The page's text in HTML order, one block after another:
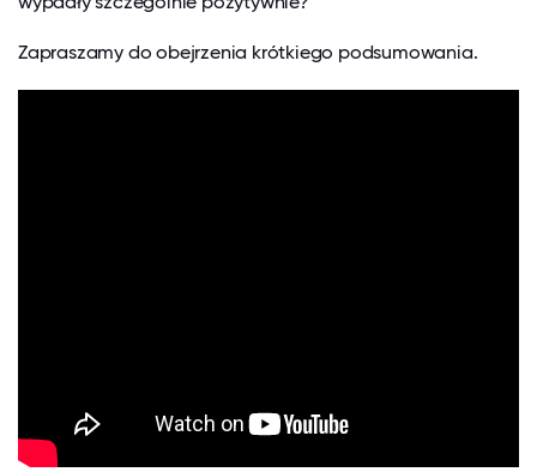
Zapraszamy do obejrzenia krótkiego podsumowania.